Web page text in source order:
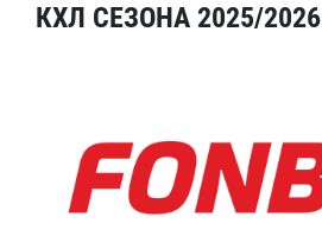
КХЛ СЕЗОНА 2025/2026